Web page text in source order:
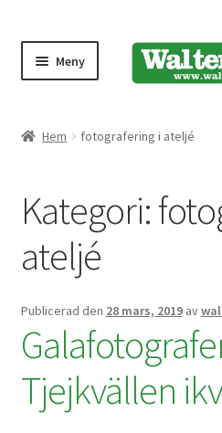
Meny
Bärremmar
Fjärrkontroller
Stativ
Hem fotografering i ateljé
Kategori:
ateljé
Publicerad den 28 mars, 2019 av
Tjejkvällen